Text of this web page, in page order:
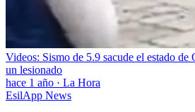
Videos: Sismo de 5.9 sacude el estado
un lesionado
hace 1 año · La Hora
EsilApp News